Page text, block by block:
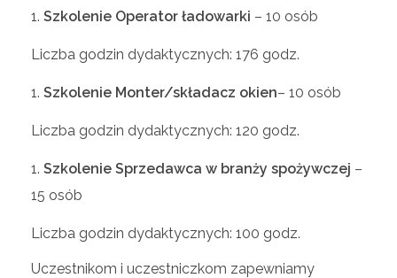
Szkolenie Operator ładowarki – 10 osób
Liczba godzin dydaktycznych: 176 godz.
Szkolenie Monter/składacz okien– 10 osób
Liczba godzin dydaktycznych: 120 godz.
Szkolenie Sprzedawca w branży spożywczej –
15 osób
Liczba godzin dydaktycznych: 100 godz.
Uczestnikom i uczestniczkom zapewniamy